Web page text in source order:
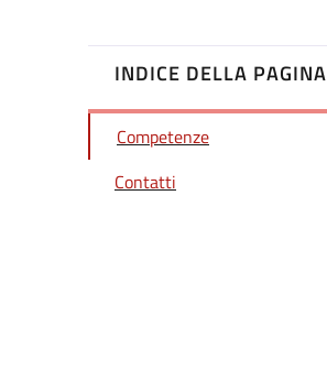
INDICE DELLA PAGINA
Competenze
Contatti